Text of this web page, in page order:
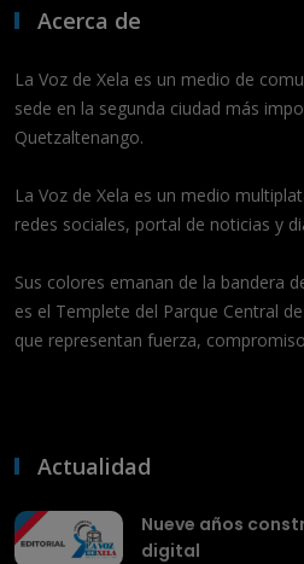
Acerca de
La Voz de Xela es un medio de
sede en la segunda ciudad más
Quetzaltenango.
La Voz de Xela es un medio
redes sociales, portal de noticias y
Sus colores emanan de la bandera
es el Templete del Parque Central
que representan fuerza,
Actualidad
Nueve años
digital